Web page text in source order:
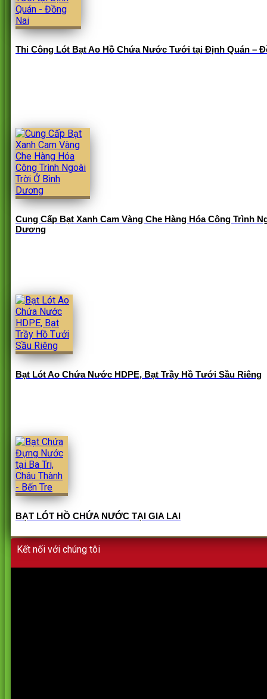
Thi Công Lót Bạt Ao Hồ Chứa Nước Tưới tại Định Quán –
Cung Cấp Bạt Xanh Cam Vàng Che Hàng Hóa Công Trình
Dương
Bạt Lót Ao Chứa Nước HDPE, Bạt Trầy Hồ Tưới Sầu Riêng
BẠT LÓT HỒ CHỨA NƯỚC TẠI GIA LAI
Kết nối với chúng tôi